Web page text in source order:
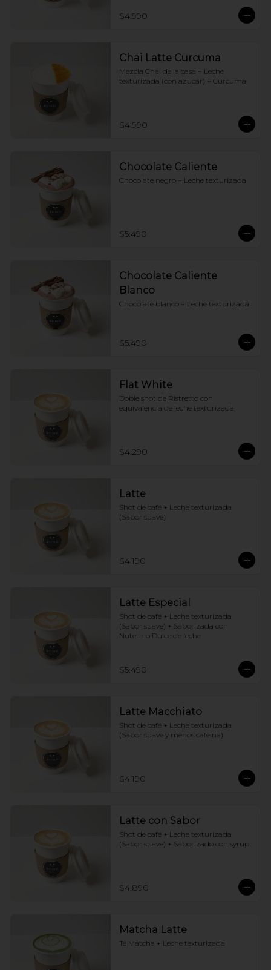
$4.990
Chai Latte Curcuma
Mezcla Chai de la casa + Leche
texturizada (con azucar) + Curcuma
$4.990
Chocolate Caliente
Chocolate negro + Leche texturizada
$5.490
Chocolate Caliente
Blanco
Chocolate blanco + Leche texturizada
$5.490
Flat White
Doble shot de Ristretto con
equivalencia de leche texturizada
$4.290
Latte
Shot de café + Leche texturizada
(Sabor suave)
$4.190
Latte Especial
Shot de café + Leche texturizada
(Sabor suave) + Saborizada con
Nutella o Dulce de leche
$5.490
Latte Macchiato
Shot de café + Leche texturizada
(Sabor suave y menos cafeina)
$4.190
Latte con Sabor
Shot de café + Leche texturizada
(Sabor suave) + Saborizado con syrup
$4.890
Matcha Latte
Té Matcha + Leche texturizada